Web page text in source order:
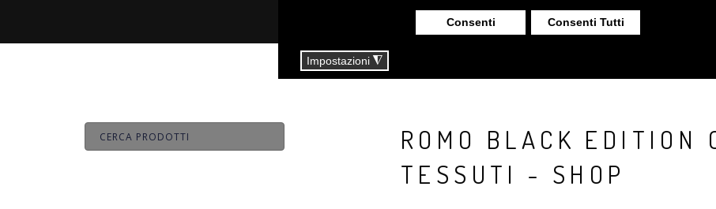
ROMO BLACK EDITION
TESSUTI - SHOP